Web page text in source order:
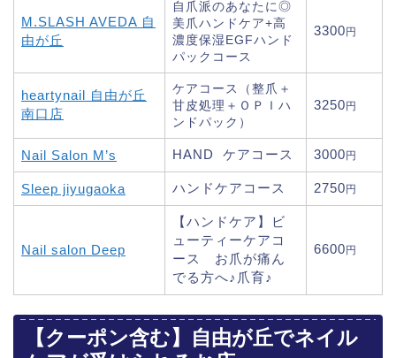
M.SLASH AVEDA 自
由が丘
自爪派のあなたに◎
美爪ハンドケア+高
濃度保湿EGFハンド
パックコース
3300円
heartynail 自由が丘
南口店
ケアコース（整爪＋
甘皮処理＋ＯＰＩハ
ンドパック）
3250円
Nail Salon M’s HAND ケアコース 3000円
Sleep jiyugaoka ハンドケアコース 2750円
Nail salon Deep
【ハンドケア】ビ
ューティーケアコ
ース お爪が痛ん
でる方へ♪爪育♪
6600円
【クーポン含む】自由が丘でネイル